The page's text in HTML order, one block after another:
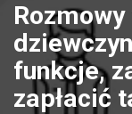
funkcje,
zapłacić